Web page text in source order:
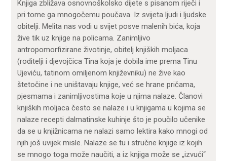
Knjiga zbližava osnovnoškolsko dijete s pisanom riječi i
pri tome ga mnogočemu poučava. Iz svijeta ljudi i ljudske
obitelji. Melita nas vodi u svijet posve malenih bića, koja
žive tik uz knjige na policama. Zanimljivo
antropomorfizirane životinje, obitelj knjiških moljaca
(roditelji i djevojčica Tina koja je dobila ime prema Tinu
Ujeviću, tatinom omiljenom književniku) ne žive kao
štetočine i ne uništavaju knjige, već se hrane pričama,
pjesmama i zanimljivostima koje u njima nalaze. Članovi
knjiških moljaca često se nalaze i u knjigama u kojima se
nalaze recepti dalmatinske kuhinje što je poučilo učenike
da se u knjižnicama ne nalazi samo lektira kako mnogi od
njih još uvijek misle. Nalaze se tu i stručne knjige iz kojih
se mnogo toga može naučiti, a iz knjiga može se „izvući“